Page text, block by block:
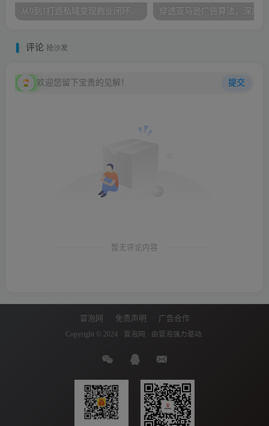
评论 抢沙发
欢迎您留下宝贵的见解！ 提交
暂无评论内容
冒泡网 免责声明 广告合作
Copyright © 2024 · 冒泡网 · 由 冒泡 强力驱动.